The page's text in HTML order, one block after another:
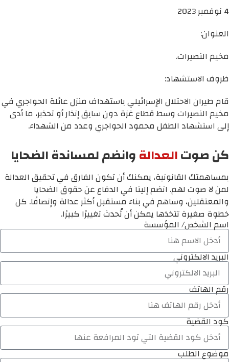
4 نوفمبر 2023
العنوان:
مخيم النصيرات.
ظروف الاستشهاد:
قام طيران الاحتلال الإسرائيلي باستهداف منزل عائلة الحواجري في
مخيم النصيرات وسط قطاع غزة دون سابق إنذار أو تحذير، ما أدى
إلى استشهاد الطفل محمود الحواجري وعدد من الشهداء.
كن صوتالعدالةوانضم لمساندة الضحايا
بمساهمتك القانونية، يمكنك أن تكون الفارق في تحقيق العدالة
لمن لا صوت لهم. انضم إلينا في الدفاع عن حقوق الضحايا
والمعتقلين، وساهم في بناء مستقبل أكثر عدالة وإنصافًا. كل
خطوة صغيرة تتخذها يمكن أن تُحدث تغييرًا كبيرًا.
اسم الشخص/ المؤسسة
البريد الالكتروني
رقم الهاتف
كود القضية
موضوع الطلب